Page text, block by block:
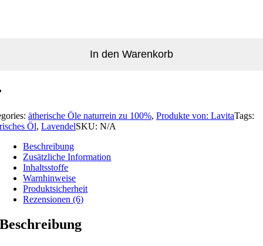
In den Warenkorb
ätherische Öle naturrein zu 100%, Produkte von: LavitaTags:
Öl, LavendelSKU: N/A
Beschreibung
Zusätzliche Information
Inhaltsstoffe
Warnhinweise
Produktsicherheit
Rezensionen (6)
Beschreibung